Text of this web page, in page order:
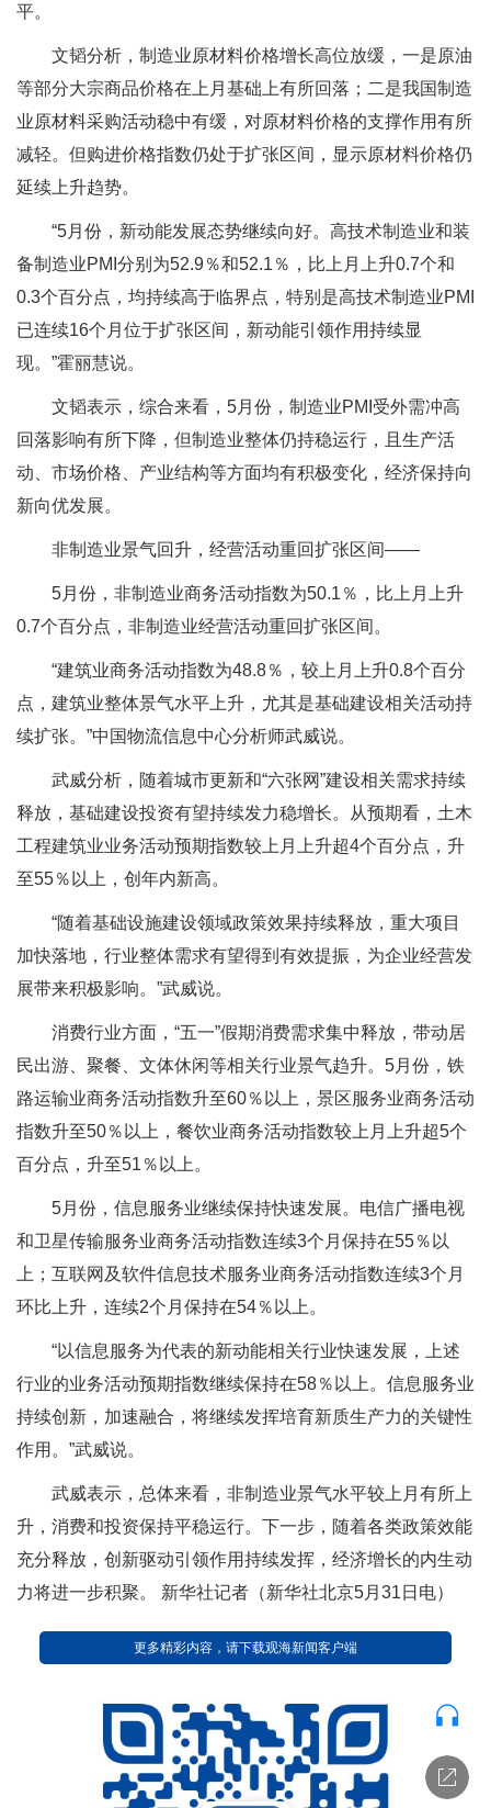
平。
文韬分析，制造业原材料价格增长高位放缓，一是原油
等部分大宗商品价格在上月基础上有所回落；二是我国制造
业原材料采购活动稳中有缓，对原材料价格的支撑作用有所
减轻。但购进价格指数仍处于扩张区间，显示原材料价格仍
延续上升趋势。
“5月份，新动能发展态势继续向好。高技术制造业和装
备制造业PMI分别为52.9％和52.1％，比上月上升0.7个和
0.3个百分点，均持续高于临界点，特别是高技术制造业PMI
已连续16个月位于扩张区间，新动能引领作用持续显
现。”霍丽慧说。
文韬表示，综合来看，5月份，制造业PMI受外需冲高
回落影响有所下降，但制造业整体仍持稳运行，且生产活
动、市场价格、产业结构等方面均有积极变化，经济保持向
新向优发展。
非制造业景气回升，经营活动重回扩张区间——
5月份，非制造业商务活动指数为50.1％，比上月上升
0.7个百分点，非制造业经营活动重回扩张区间。
“建筑业商务活动指数为48.8％，较上月上升0.8个百分
点，建筑业整体景气水平上升，尤其是基础建设相关活动持
续扩张。”中国物流信息中心分析师武威说。
武威分析，随着城市更新和“六张网”建设相关需求持续
释放，基础建设投资有望持续发力稳增长。从预期看，土木
工程建筑业业务活动预期指数较上月上升超4个百分点，升
至55％以上，创年内新高。
“随着基础设施建设领域政策效果持续释放，重大项目
加快落地，行业整体需求有望得到有效提振，为企业经营发
展带来积极影响。”武威说。
消费行业方面，“五一”假期消费需求集中释放，带动居
民出游、聚餐、文体休闲等相关行业景气趋升。5月份，铁
路运输业商务活动指数升至60％以上，景区服务业商务活动
指数升至50％以上，餐饮业商务活动指数较上月上升超5个
百分点，升至51％以上。
5月份，信息服务业继续保持快速发展。电信广播电视
和卫星传输服务业商务活动指数连续3个月保持在55％以
上；互联网及软件信息技术服务业商务活动指数连续3个月
环比上升，连续2个月保持在54％以上。
“以信息服务为代表的新动能相关行业快速发展，上述
行业的业务活动预期指数继续保持在58％以上。信息服务业
持续创新，加速融合，将继续发挥培育新质生产力的关键性
作用。”武威说。
武威表示，总体来看，非制造业景气水平较上月有所上
升，消费和投资保持平稳运行。下一步，随着各类政策效能
充分释放，创新驱动引领作用持续发挥，经济增长的内生动
力将进一步积聚。 新华社记者（新华社北京5月31日电）
更多精彩内容，请下载观海新闻客户端